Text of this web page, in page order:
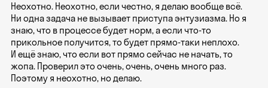
Неохотно. Неохотно, если честно, я делаю вообще всё.
Ни одна задача не вызывает приступа энтузиазма. Но я
знаю, что в процессе будет норм, а если что-то
прикольное получится, то будет прямо-таки неплохо.
И ещё знаю, что если вот прямо сейчас не начать, то
жопа. Проверил это очень, очень, очень много раз.
Поэтому я неохотно, но делаю.